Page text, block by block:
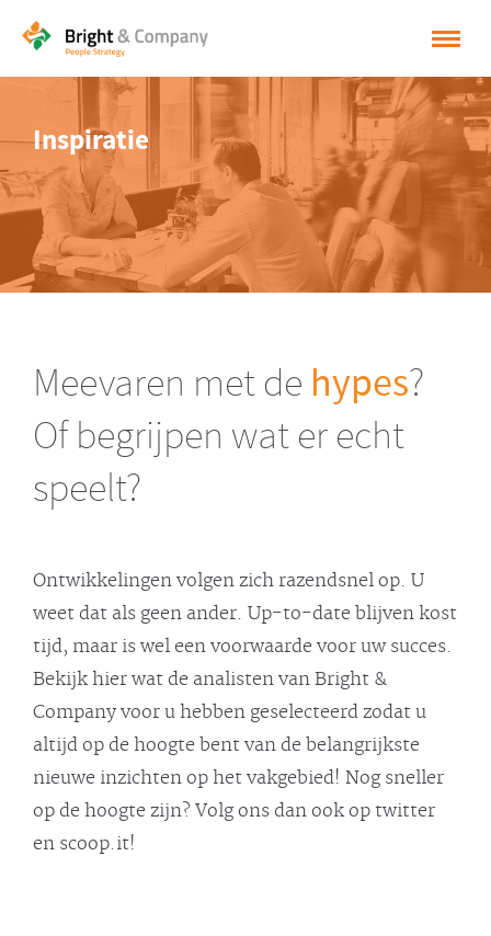
OPLOSSINGEN
CASES
INSPIRATIE
OVER BRIGHT & COMPANY
NEDERLANDS
ENGLISH
Inspiratie
Meevaren met de hypes?
Of begrijpen wat er echt
speelt?
Ontwikkelingen volgen zich razendsnel op. U
weet dat als geen ander. Up-to-date blijven kost
tijd, maar is wel een voorwaarde voor uw succes.
Bekijk hier wat de analisten van Bright &
Company voor u hebben geselecteerd zodat u
altijd op de hoogte bent van de belangrijkste
nieuwe inzichten op het vakgebied! Nog sneller
op de hoogte zijn? Volg ons dan ook op twitter
en scoop.it!